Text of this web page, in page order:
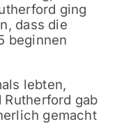
ging
dass die
beginnen
lebten,
gab
gemacht